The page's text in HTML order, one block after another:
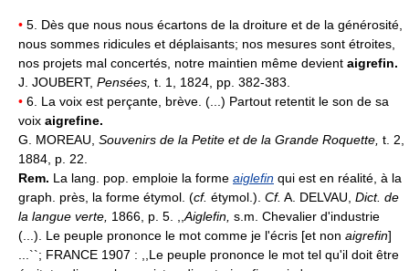
• 5. Dès que nous nous écartons de la droiture et de la générosité,
nous sommes ridicules et déplaisants; nos mesures sont étroites,
nos projets mal concertés, notre maintien même devient aigrefin.
J. JOUBERT, Pensées, t. 1, 1824, pp. 382-383.
• 6. La voix est perçante, brève. (...) Partout retentit le son de sa
voix aigrefine.
G. MOREAU, Souvenirs de la Petite et de la Grande Roquette, t. 2,
1884, p. 22.
Rem. La lang. pop. emploie la forme aiglefin qui est en réalité, à la
graph. près, la forme étymol. (cf. étymol.). Cf. A. DELVAU, Dict. de
la langue verte, 1866, p. 5. ,, Aiglefin, s.m. Chevalier d'industrie
(...). Le peuple prononce le mot comme je l'écris [et non aigrefin]
...``; FRANCE 1907 : ,,Le peuple prononce le mot tel qu'il doit être